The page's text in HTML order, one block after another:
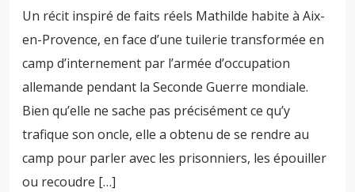
Un récit inspiré de faits réels Mathilde habite à Aix-
en-Provence, en face d’une tuilerie transformée en
camp d’internement par l’armée d’occupation
allemande pendant la Seconde Guerre mondiale.
Bien qu’elle ne sache pas précisément ce qu’y
trafique son oncle, elle a obtenu de se rendre au
camp pour parler avec les prisonniers, les épouiller
ou recoudre […]